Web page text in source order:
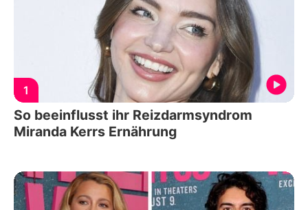
1
So beeinflusst ihr Reizdarmsyndrom
Miranda Kerrs Ernährung